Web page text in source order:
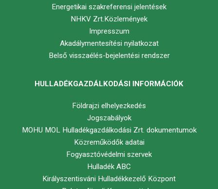
Energetikai szakreferensi jelentések
NHKV Zrt.Közlemények
Impresszum
Akadálymentesítési nyilatkozat
Belső visszaélés-bejelentési rendszer
HULLADÉKGAZDÁLKODÁSI INFORMÁCIÓK
Földrajzi elhelyezkedés
Jogszabályok
MOHU MOL Hulladékgazdálkodási Zrt. dokumentumok
Közreműködők adatai
Fogyasztóvédelmi szervek
Hulladék ABC
Királyszentisváni Hulladékkezelő Központ